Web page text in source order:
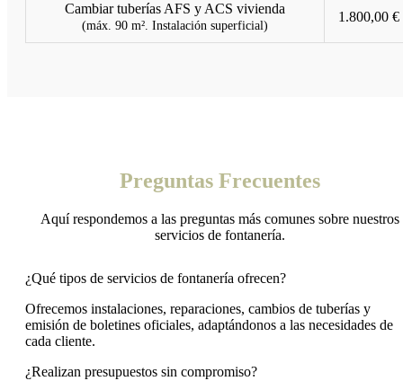
Cambiar tuberías AFS y ACS vivienda
(máx. 90 m². Instalación superficial)
1.800,00 €
Preguntas Frecuentes
Aquí respondemos a las preguntas más comunes sobre nuestros
servicios de fontanería.
¿Qué tipos de servicios de fontanería ofrecen?
Ofrecemos instalaciones, reparaciones, cambios de tuberías y
emisión de boletines oficiales, adaptándonos a las necesidades de
cada cliente.
¿Realizan presupuestos sin compromiso?